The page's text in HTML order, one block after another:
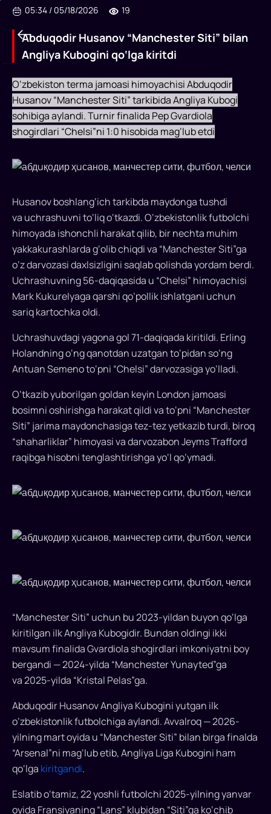
Abduqodir
Husanov
“Manchester
Siti”
bilan
Angliya
Kubogini
qo‘lga
kiritdi
Abduqodir
Husanov
Kubogida
g‘olib
chiqqan
o‘zbekistonlik
futbolchiga
aylandi.
“Manchester
Siti”
finalida
etdi,
futbolchining
esa
uchrashuvda
harakat
qildi.
o‘zbekistonlik
himoyachi
Liga
Kubogidagi
g‘alabadan
keyin
joriy
mavsumdagi
ikkinchi
sovrin
05:34 / 05/18/2026 19
Abduqodir Husanov “Manchester Siti” bilan
Angliya Kubogini qo‘lga kiritdi
O‘zbekiston terma jamoasi himoyachisi Abduqodir
Husanov “Manchester Siti” tarkibida Angliya Kubogi
sohibiga aylandi. Turnir finalida Pep Gvardiola
shogirdlari “Chelsi”ni 1:0 hisobida mag‘lub etdi
Husanov boshlang‘ich tarkibda maydonga tushdi
va uchrashuvni to‘liq o‘tkazdi. O‘zbekistonlik futbolchi
himoyada ishonchli harakat qilib, bir nechta muhim
yakkakurashlarda g‘olib chiqdi va “Manchester Siti”ga
o‘z darvozasi daxlsizligini saqlab qolishda yordam berdi.
Uchrashuvning 56-daqiqasida u “Chelsi” himoyachisi
Mark Kukurelyaga qarshi qo‘pollik ishlatgani uchun
sariq kartochka oldi.
Uchrashuvdagi yagona gol 71-daqiqada kiritildi. Erling
Holandning o‘ng qanotdan uzatgan to‘pidan so‘ng
Antuan Semeno to‘pni “Chelsi” darvozasiga yo‘lladi.
O‘tkazib yuborilgan goldan keyin London jamoasi
bosimni oshirishga harakat qildi va to‘pni “Manchester
Siti” jarima maydonchasiga tez-tez yetkazib turdi, biroq
“shaharliklar” himoyasi va darvozabon Jeyms Trafford
raqibga hisobni tenglashtirishga yo‘l qo‘ymadi.
“Manchester Siti” uchun bu 2023-yildan buyon qo‘lga
kiritilgan ilk Angliya Kubogidir. Bundan oldingi ikki
mavsum finalida Gvardiola shogirdlari imkoniyatni boy
bergandi — 2024-yilda “Manchester Yunayted”ga
va 2025-yilda “Kristal Pelas”ga.
Abduqodir Husanov Angliya Kubogini yutgan ilk
o‘zbekistonlik futbolchiga aylandi. Avvalroq — 2026-
yilning mart oyida u “Manchester Siti” bilan birga finalda
“Arsenal”ni mag‘lub etib, Angliya Liga Kubogini ham
qo‘lga kiritgandi.
Eslatib o‘tamiz, 22 yoshli futbolchi 2025-yilning yanvar
oyida Fransiyaning “Lans” klubidan “Siti”ga ko‘chib